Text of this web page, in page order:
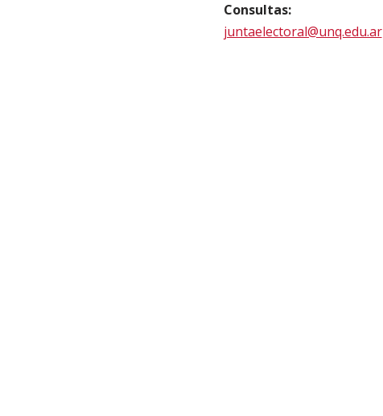
Consultas:
juntaelectoral@unq.edu.ar